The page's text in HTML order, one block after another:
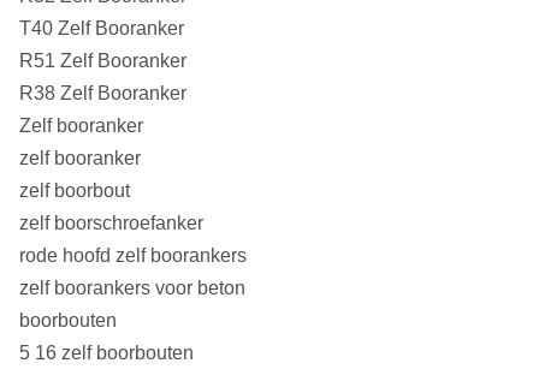
T40 Zelf Booranker
R51 Zelf Booranker
R38 Zelf Booranker
Zelf booranker
zelf booranker
zelf boorbout
zelf boorschroefanker
rode hoofd zelf boorankers
zelf boorankers voor beton
boorbouten
5 16 zelf boorbouten